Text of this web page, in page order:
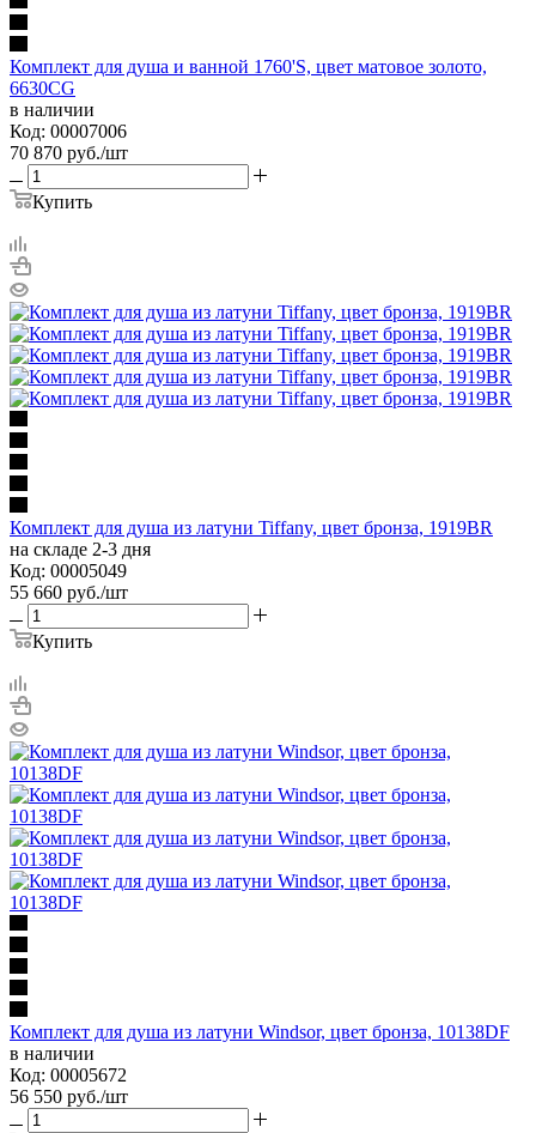
Комплект для душа и ванной 1760'S, цвет матовое золото,
6630CG
в наличии
Код: 00007006
70 870 руб./шт
Купить
Комплект для душа из латуни Tiffany, цвет бронза, 1919BR
на складе 2-3 дня
Код: 00005049
55 660 руб./шт
Купить
Комплект для душа из латуни Windsor, цвет бронза, 10138DF
в наличии
Код: 00005672
56 550 руб./шт